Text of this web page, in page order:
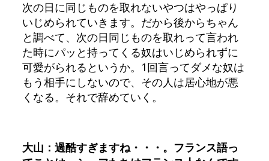
次の日に同じものを取れないやつはやっぱり
いじめられていきます。だから後からちゃん
と調べて、次の日同じものを取れって言われ
た時にパッと持ってくる奴はいじめられずに
可愛がられるというか。1回言ってダメな奴は
もう相手にしないので、その人は居心地が悪
くなる。それで辞めていく。
大山：過酷すぎますね・・・。フランス語っ